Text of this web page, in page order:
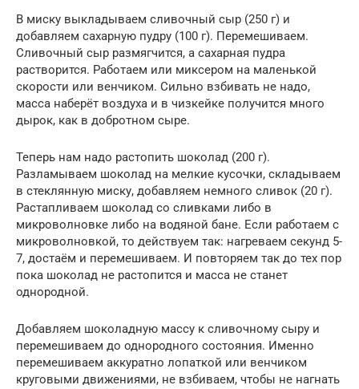
В миску выкладываем сливочный сыр (250 г) и
добавляем сахарную пудру (100 г). Перемешиваем.
Сливочный сыр размягчится, а сахарная пудра
растворится. Работаем или миксером на маленькой
скорости или венчиком. Сильно взбивать не надо,
масса наберёт воздуха и в чизкейке получится много
дырок, как в добротном сыре.
Теперь нам надо растопить шоколад (200 г).
Разламываем шоколад на мелкие кусочки, складываем
в стеклянную миску, добавляем немного сливок (20 г).
Растапливаем шоколад со сливками либо в
микроволновке либо на водяной бане. Если работаем с
микроволновкой, то действуем так: нагреваем секунд 5-
7, достаём и перемешиваем. И повторяем так до тех пор
пока шоколад не растопится и масса не станет
однородной.
Добавляем шоколадную массу к сливочному сыру и
перемешиваем до однородного состояния. Именно
перемешиваем аккуратно лопаткой или венчиком
круговыми движениями, не взбиваем, чтобы не нагнать